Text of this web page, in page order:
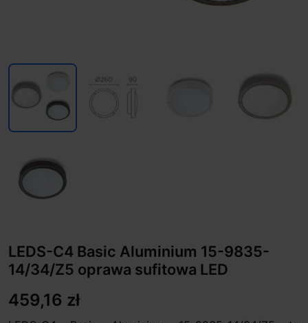
LEDS-C4 Basic Aluminium 15-9835-
14/34/Z5 oprawa sufitowa LED
459,16 zł